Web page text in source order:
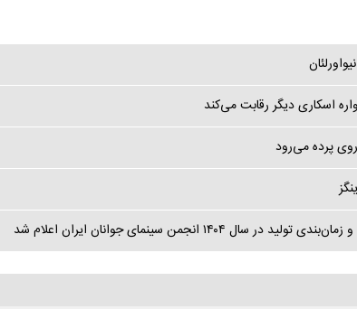
اسکاری دیگر رقابت می‌کند
روی پرده می‌رود
سال ۱۴۰۴ انجمن سینمای جوانان ایران اعلام شد